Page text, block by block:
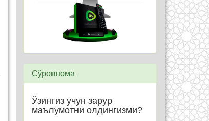
Сўровнома
Ўзингиз учун зарур
маълумотни олдингизми?